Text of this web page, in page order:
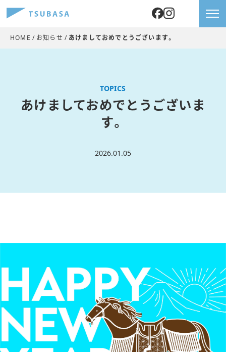
HOME お知らせ あけましておめでとうございます。
あけましておめでとうございま
す。
TOPICS
2026.01.05